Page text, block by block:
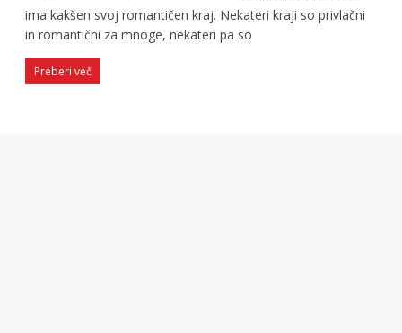
ima kakšen svoj romantičen kraj. Nekateri kraji so privlačni
in romantični za mnoge, nekateri pa so
Preberi več